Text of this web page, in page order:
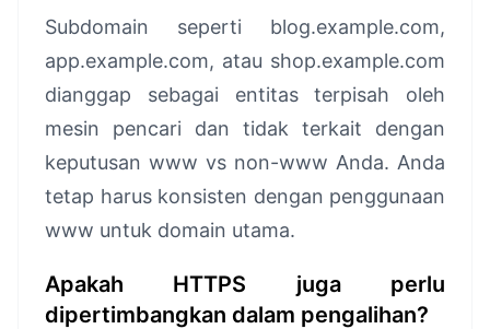
Subdomain seperti blog.example.com,
app.example.com, atau shop.example.com
dianggap sebagai entitas terpisah oleh
mesin pencari dan tidak terkait dengan
keputusan www vs non-www Anda. Anda
tetap harus konsisten dengan penggunaan
www untuk domain utama.
Apakah HTTPS juga perlu
dipertimbangkan dalam pengalihan?